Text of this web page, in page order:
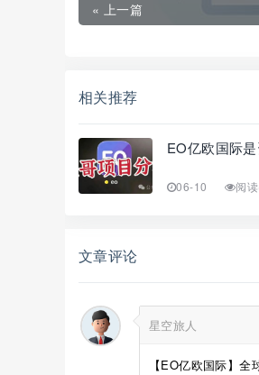
« 上一篇
相关推荐
EO亿欧国际
06-10 阅
文章评论
星空旅人
【EO亿欧国际】